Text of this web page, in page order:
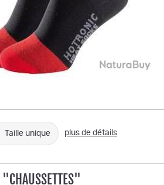
Taille unique plus de détails
"CHAUSSETTES"